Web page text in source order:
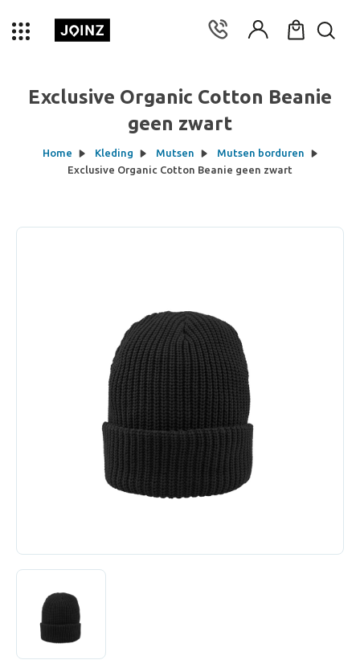
Exclusive Organic Cotton Beanie
geen zwart
Home Kleding Mutsen
Mutsen borduren
Exclusive Organic Cotton Beanie geen zwart